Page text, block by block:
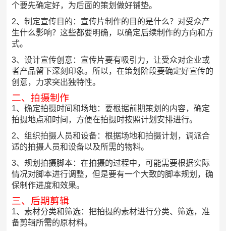
个要先确定好，为后面的策划做好铺垫。
2、制定宣传目的：宣传片制作的目的是什么？对受众产
生什么影响？这些都要明确，以确定后续制作的方向和方
式。
3、设计宣传创意：宣传片要有吸引力，让受众对企业或
者产品留下深刻印象。所以，在策划阶段要确定好宣传的
创意，力求突出独特性。
二、拍摄制作
1、确定拍摄时间和场地：要根据前期策划的内容，确定
拍摄地点和时间，方便在拍摄时按照计划安排进行。
2、组织拍摄人员和设备：根据场地和拍摄计划，调派合
适的拍摄人员和设备以及所需的物料。
3、规划拍摄脚本：在拍摄的过程中，可能需要根据实际
情况对脚本进行调整，但是要有一个大致的脚本规划，确
保制作进度和效果。
三、后期剪辑
1、素材分类和筛选：把拍摄的素材进行分类、筛选，准
备剪辑所需的原材料。